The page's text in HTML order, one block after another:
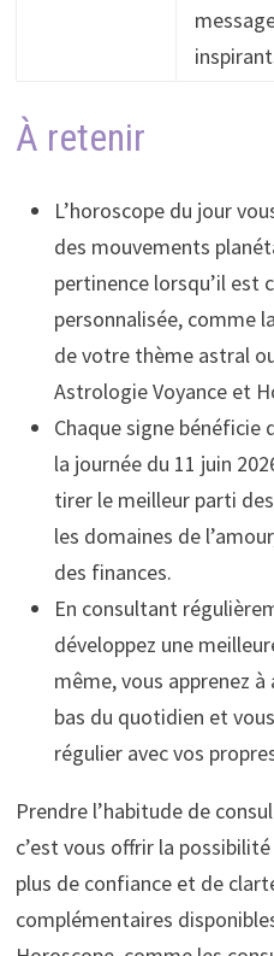
À retenir
L’horoscope du jour
des mouvements
pertinence lorsqu’il est
personnalisée, comme
de votre thème astral
Astrologie Voyance et
Chaque signe bénéficie
la journée du 11 juin
tirer le meilleur parti
les domaines de
des finances.
En consultant
développez une
même, vous apprenez
bas du quotidien et
régulier avec vos
Prendre l’habitude de
c’est vous offrir la
plus de confiance et de
complémentaires